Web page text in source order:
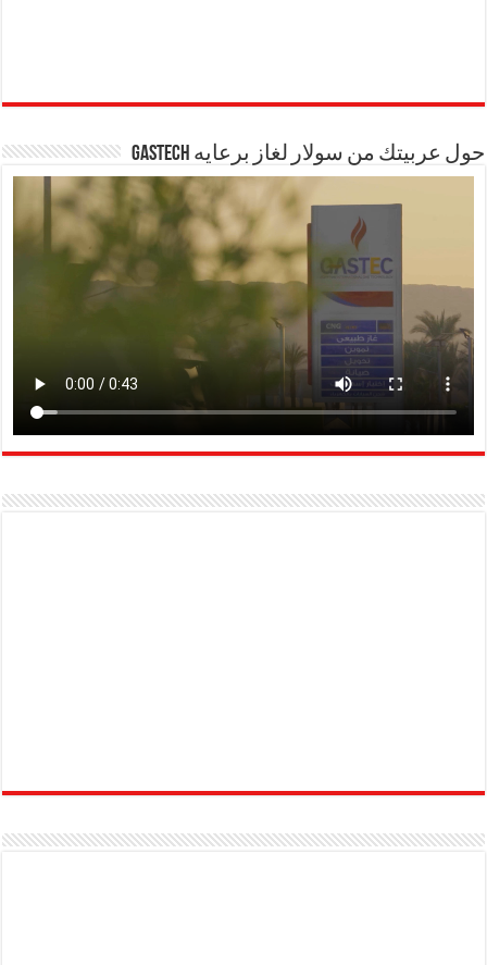
حول عربيتك من سولار لغاز برعايه GASTECH